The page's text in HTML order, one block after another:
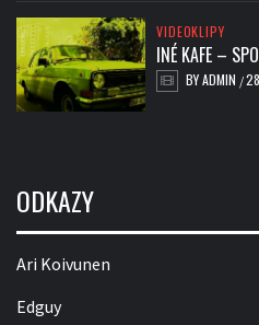
VIDEOKLIPY
INÉ KAFE –
BYADMIN /
ODKAZY
Ari Koivunen
Edguy